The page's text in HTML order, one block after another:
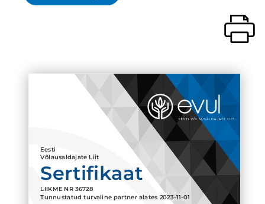
Eesti
Võlausaldajate Liit
Sertifikaat
LIIKME NR 36728
Tunnustatud turvaline partner alates 2023-11-01